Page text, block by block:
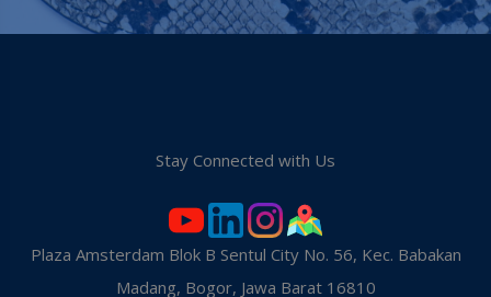
Stay Connected with Us
Plaza Amsterdam Blok B Sentul City No. 56, Kec. Babakan
Madang, Bogor, Jawa Barat 16810